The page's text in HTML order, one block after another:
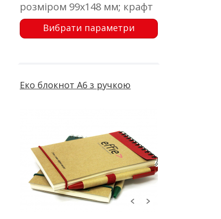
розміром 99х148 мм; крафт
картон; тиснення,
трафарет, цифра; блок 50
Вибрати параметри
Еко блокнот А6 з ручкою